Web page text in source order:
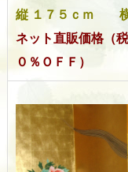
縦 １７５ｃｍ 横
ネット直販価格（
０％ＯＦＦ）